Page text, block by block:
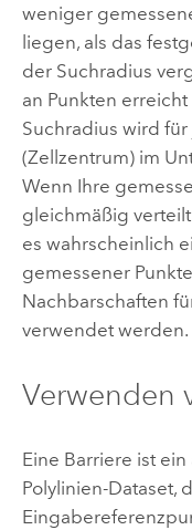
weniger
liegen, als das
der Suchradius
an Punkten
Suchradius wird
(Zellzentrum) im
Wenn Ihre
gleichmäßig
es wahrscheinlich
gemessener
Nachbarschaften
verwendet werden.
Verwenden
Eine Barriere ist
Polylinien-Dataset,